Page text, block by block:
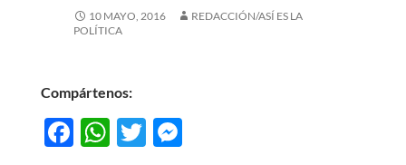
10 MAYO, 2016
REDACCIÓN/ASÍ ES LA
POLÍTICA
Compártenos:
F WT M